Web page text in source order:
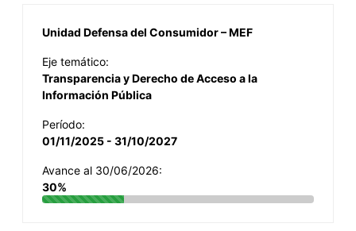
Unidad Defensa del Consumidor – MEF
Eje temático:
Transparencia y Derecho de Acceso a la
Información Pública
Período:
01/11/2025 - 31/10/2027
Avance al 30/06/2026:
30%